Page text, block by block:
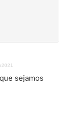
sejamos